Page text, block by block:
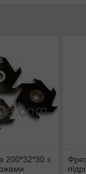
200*32*30 з